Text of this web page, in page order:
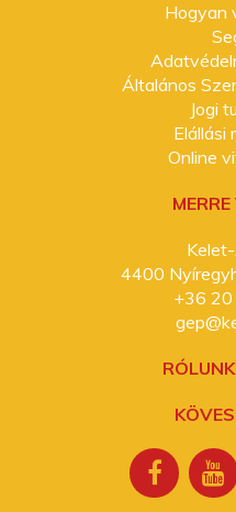
Hogyan
Általános
Jogi
Elállási
Online
4400
+36